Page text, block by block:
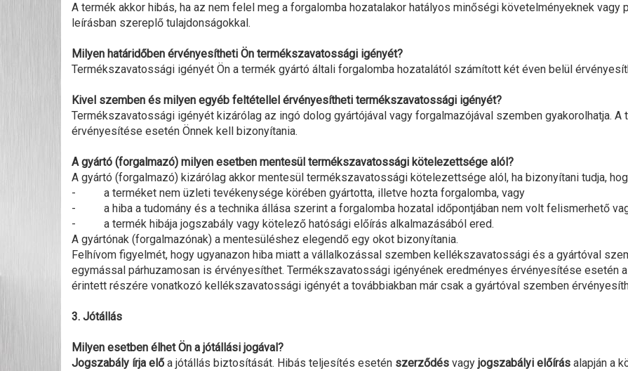
A termék akkor hibás, ha az nem felel meg a forgalomba hozatalakor hatályos minőségi követelményeknek vagy
leírásban szereplő tulajdonságokkal.
Milyen határidőben érvényesítheti Ön termékszavatossági igényét?
Termékszavatossági igényét Ön a termék gyártó általi forgalomba hozatalától számított két éven belül
Kivel szemben és milyen egyéb feltétellel érvényesítheti termékszavatossági igényét?
Termékszavatossági igényét kizárólag az ingó dolog gyártójával vagy forgalmazójával szemben gyakorolhatja.
érvényesítése esetén Önnek kell bizonyítania.
A gyártó (forgalmazó) milyen esetben mentesül termékszavatossági kötelezettsége alól?
A gyártó (forgalmazó) kizárólag akkor mentesül termékszavatossági kötelezettsége alól, ha bizonyítani tudja,
- a terméket nem üzleti tevékenysége körében gyártotta, illetve hozta forgalomba, vagy
- a hiba a tudomány és a technika állása szerint a forgalomba hozatal időpontjában nem volt felismerhető
- a termék hibája jogszabály vagy kötelező hatósági előírás alkalmazásából ered.
A gyártónak (forgalmazónak) a mentesüléshez elegendő egy okot bizonyítania.
Felhívom figyelmét, hogy ugyanazon hiba miatt a vállalkozással szemben kellékszavatossági és a gyártóval
egymással párhuzamosan is érvényesíthet. Termékszavatossági igényének eredményes érvényesítése esetén
érintett részére vonatkozó kellékszavatossági igényét a továbbiakban már csak a gyártóval szemben
3. Jótállás
Milyen esetben élhet Ön a jótállási jogával?
Jogszabály írja elő a jótállás biztosítását. Hibás teljesítés esetén szerződés vagy jogszabályi előírás alapján a